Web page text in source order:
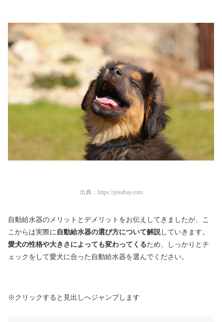
出典： https://pixabay.com
自動給水器のメリットとデメリットをお伝えしてきましたが、こ
こからは実際に 自動給水器の選び方について解説していきます。
愛犬の性格や大きさによっても変わってくるため、しっかりとチ
ェックをして愛犬に合った自動給水器を選んでください。
※クリックすると見出しへジャンプします